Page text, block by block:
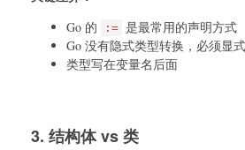
Go 的 := 是最常用的声明方式
Go 没有隐式类型转换，必须显
类型写在变量名后面
3. 结构体 vs 类